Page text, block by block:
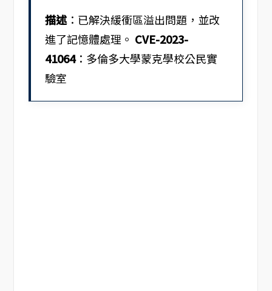
描述：已解決緩衝區溢出問題，並改
進了記憶體處理。 CVE-2023-
41064：多倫多大學蒙克學校公民實
驗室